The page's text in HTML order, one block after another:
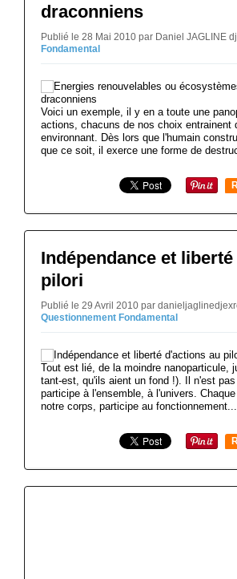
draconniens
Publié le 28 Mai 2010 par Daniel JAGLINE
Fondamental
Voici un exemple, il y en a toute une
actions, chacuns de nos choix entrainent
environnant. Dès lors que l'humain
que ce soit, il exerce une forme de
Indépendance et
pilori
Publié le 29 Avril 2010 par
Questionnement Fondamental
Tout est lié, de la moindre nanoparticule,
tant-est, qu'ils aient un fond !). Il n'est
participe à l'ensemble, à l'univers.
notre corps, participe au fonctionnement...